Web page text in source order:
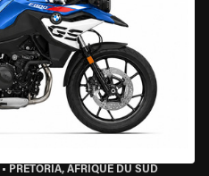
• PRETORIA, AFRIQUE DU SUD